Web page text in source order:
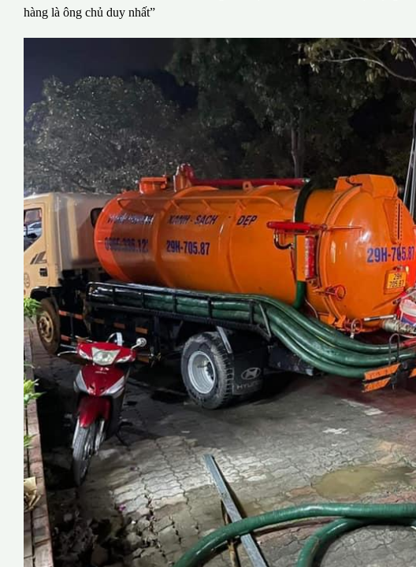
hàng là ông chủ duy nhất”